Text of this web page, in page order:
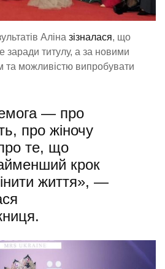
Аліна зізналася, що
заради титулу, а за новими
та можливістю випробувати
— про
про жіночу
те, що
крок
життя», —